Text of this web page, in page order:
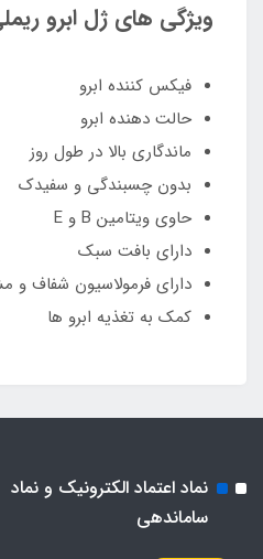
ویژگی های ژل ابرو
فیکس کننده ابرو
حالت دهنده ابرو
ماندگاری بالا در طول روز
بدون چسبندگی و سفیدک
حاوی ویتامین B و E
دارای بافت سبک
دارای فرمولاسیون شفاف و
کمک به تغذیه ابرو ها
نماد اعتماد الکترونیک و نماد
ساماندهی